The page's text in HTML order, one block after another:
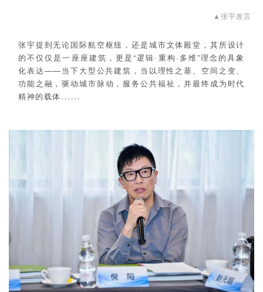
▲ 张宇发言
张宇提到无论国际航空枢纽，还是城市文体殿堂，其所设计
的不仅仅是一座座建筑，更是“逻辑·重构·多维”理念的具象
化表达——当下大型公共建筑，当以理性之基、空间之变、
功能之融，驱动城市脉动，服务公共福祉，并最终成为时代
精神的载体......